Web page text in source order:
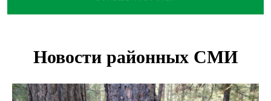
Нейросеть для диагностики депрессии в крови создали в
Двум бойцам СВО после минно-взрывной травмы